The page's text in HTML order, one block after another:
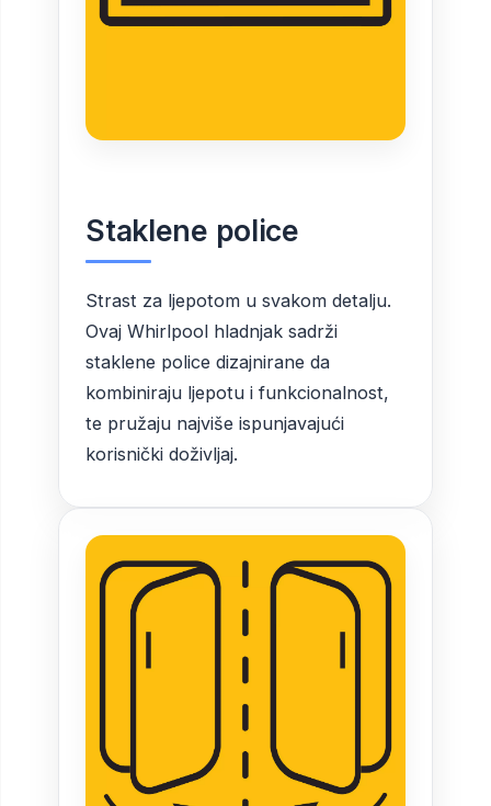
Staklene police
Strast za ljepotom u svakom detalju.
Ovaj Whirlpool hladnjak sadrži
staklene police dizajnirane da
kombiniraju ljepotu i funkcionalnost,
te pružaju najviše ispunjavajući
korisnički doživljaj.